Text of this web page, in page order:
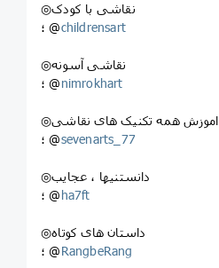
◎نقاشی با کودک
؛ @childrensart
◎نقاشی آسونه
؛ @nimrokhart
◎اموزش همه تکنیک های نقاشی
؛ @sevenarts_77
◎دانستنيها ، عجايب
؛ @ha7ft
◎داستان های کوتاه
؛ @RangbeRang